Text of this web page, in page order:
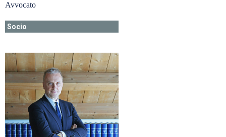
Avvocato
Socio